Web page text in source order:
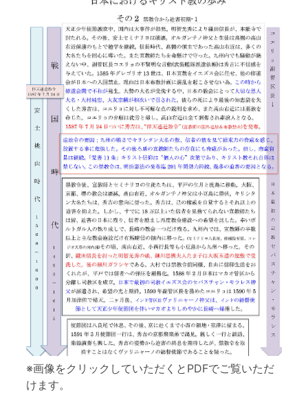
※画像をクリックしていただくとPDFでご覧いただ
けます。